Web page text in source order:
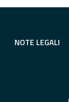
NOTE LEGALI